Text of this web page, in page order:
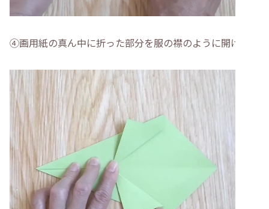
④画用紙の真ん中に折った部分を服の襟のように開け折る